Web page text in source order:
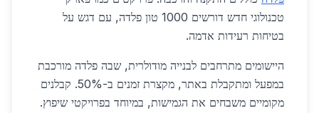
טכנולוגי חדש דורשים 1000 טון פלדה, עם דגש על
בטיחות רעידות אדמה.
היישומים מתרחבים לבנייה מודולרית, שבה פלדה מורכבת
במפעל ומתקבלת באתר, מקצרת זמנים ב-50%. קבלנים
מקומיים משבחים את הגמישות, במיוחד בפרויקטי שיפוץ.